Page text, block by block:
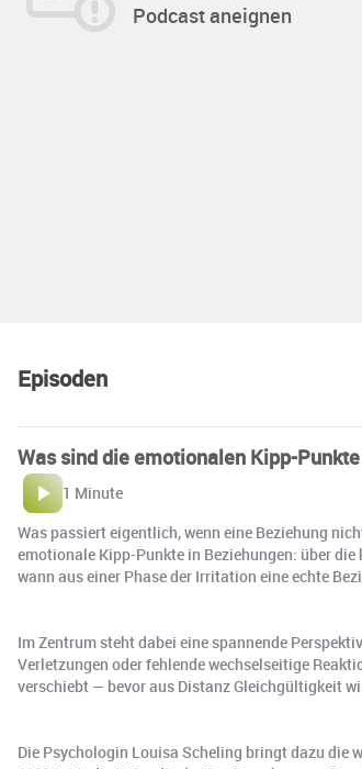
Podcast aneignen
Episoden
Was sind die emotionalen Kipp-
1 Minute
Was passiert eigentlich, wenn eine Beziehung
emotionale Kipp-Punkte in Beziehungen: über
wann aus einer Phase der Irritation eine echte
Im Zentrum steht dabei eine spannende
Verletzungen oder fehlende wechselseitige
verschiebt — bevor aus Distanz Gleichgültigkeit
Die Psychologin Louisa Scheling bringt dazu die